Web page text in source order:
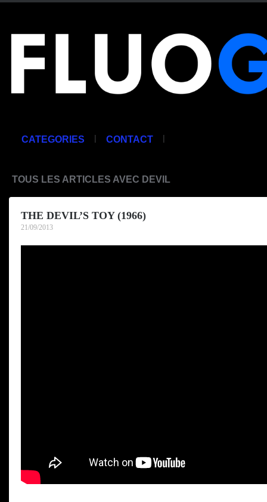
CATEGORIES | CONTACT |
TOUS LES ARTICLES AVEC DEVIL
THE DEVIL’S TOY (1966)
21/09/2013